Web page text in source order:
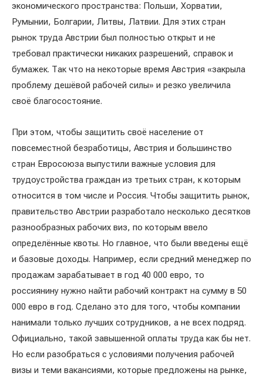
экономического пространства: Польши, Хорватии,
Румынии, Болгарии, Литвы, Латвии. Для этих стран
рынок труда Австрии был полностью открыт и не
требовал практически никаких разрешений, справок и
бумажек. Так что на некоторые время Австрия «закрыла
проблему дешёвой рабочей силы» и резко увеличила
своё благосостояние.
При этом, чтобы защитить своё население от
повсеместной безработицы, Австрия и большинство
стран Евросоюза выпустили важные условия для
трудоустройства граждан из третьих стран, к которым
относится в том числе и Россия. Чтобы защитить рынок,
правительство Австрии разработало несколько десятков
разнообразных рабочих виз, по которым ввело
определённые квоты. Но главное, что были введены ещё
и базовые доходы. Например, если средний менеджер по
продажам зарабатывает в год 40 000 евро, то
россиянину нужно найти рабочий контракт на сумму в 50
000 евро в год. Сделано это для того, чтобы компании
нанимали только лучших сотрудников, а не всех подряд.
Официально, такой завышенной оплаты труда как бы нет.
Но если разобраться с условиями получения рабочей
визы и теми вакансиями, которые предложены на рынке,